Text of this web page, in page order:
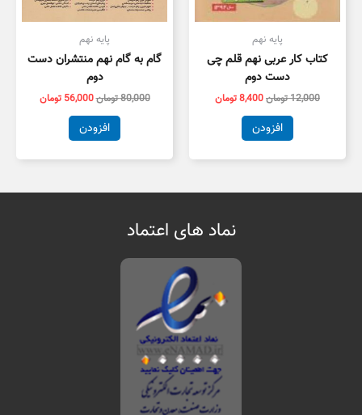
پایه نهم
کتاب کار عربی نهم قلم چی
دست دوم
12,000تومان8,400تومان
افزودن
پایه نهم
گام به گام نهم منتشران دست
دوم
80,000تومان56,000 تومان
افزودن
نماد های اعتماد